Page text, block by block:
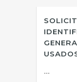
...